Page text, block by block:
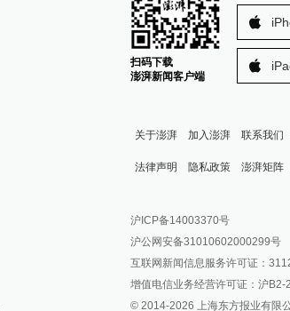
扫码下载
澎湃新闻客户端
关于澎湃 加入澎湃 联系我们
法律声明 隐私政策 澎湃矩阵
澎湃新闻公众号
澎湃新闻抖音号
派生万物开放平
IP SHANGHAI
报料邮箱:
沪ICP备14003370号
沪公网安备31010602000299号
互联网新闻信息服务许可证：
增值电信业务经营许可证：沪B2-
© 2014-2026 上海东方报业有限